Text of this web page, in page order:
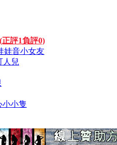
評1負評0)
娃音小女友
人兒
小小隻